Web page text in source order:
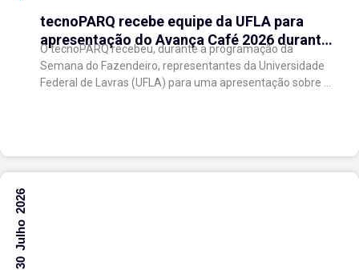
tecnoPARQ recebe equipe da UFLA para
apresentação do Avança Café 2026 durante
a Semana do Fazendeiro
O tecnoPARQ recebeu, durante a programação da
Semana do Fazendeiro, representantes da Universidade
Federal de Lavras (UFLA) para uma apresentação sobre o
30 Julho 2026